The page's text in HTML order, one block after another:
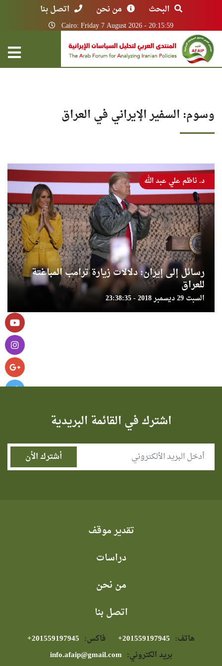
البحث من نحن اتصل بنا
Cairo: Friday 7 August 2026 - 20:15:59
وسوم: السفير الإيراني في العراق
رسائل إلى إيران: دلالات زيارة ترامب المباغتة
للعراق
السبت 29 ديسمبر 2018 - 23:38:35
د. ناظم علي عبد الله
اشترك في القائمة البريدية
تقدير موقف
دراسات
من نحن
اتصل بنا
هاتف: فاكس:
بريد الكتروني: info.afaip@gmail.com